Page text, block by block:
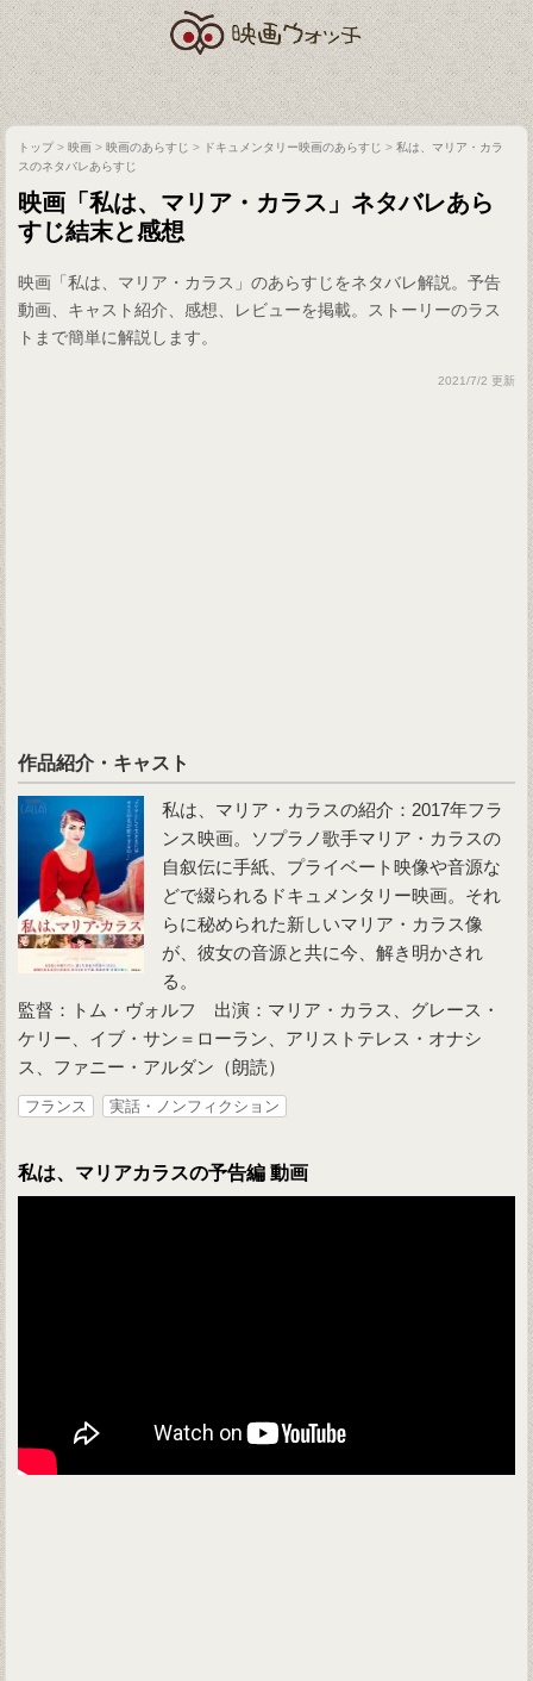
トップ>映画 >映画のあらすじ > ドキュメンタリー映画のあらすじ >私は、マリア・カラ
スのネタバレあらすじ
映画「私は、マリア・カラス」ネタバレあら
すじ結末と感想
映画「私は、マリア・カラス」のあらすじをネタバレ解説。予告
動画、キャスト紹介、感想、レビューを掲載。ストーリーのラス
トまで簡単に解説します。
2021/7/2 更新
作品紹介・キャスト
私は、マリア・カラスの紹介：2017年フラ
ンス映画。ソプラノ歌手マリア・カラスの
自叙伝に手紙、プライベート映像や音源な
どで綴られるドキュメンタリー映画。それ
らに秘められた新しいマリア・カラス像
が、彼女の音源と共に今、解き明かされ
る。
監督：トム・ヴォルフ 出演：マリア・カラス、グレース・
ケリー、イブ・サン＝ローラン、アリストテレス・オナシ
ス、ファニー・アルダン（朗読）
フランス 実話・ノンフィクション
私は、マリアカラスの予告編 動画